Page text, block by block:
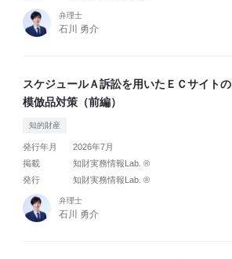
弁理士
石川 勇介
スケジュールＡ訴訟を用いたＥＣサイトの
模倣品対策（前編）
知的財産
発行年月
2026年7月
掲載
知財実務情報Lab. ®
発行
知財実務情報Lab. ®
弁理士
石川 勇介